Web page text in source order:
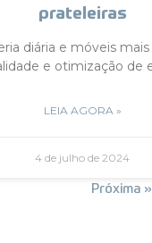
prateleiras
diária e móveis
e otimização de
LEIA AGORA »
4 de julho de 2024
Próxima »